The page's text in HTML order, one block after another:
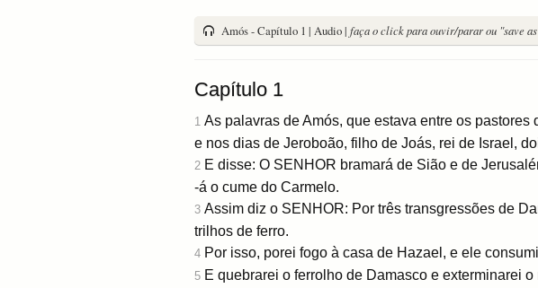
Amós - Capítulo 1 | Audio | faça o click para ouvir/parar ou "save
Capítulo 1
1 As palavras de Amós, que estava entre os
e nos dias de Jeroboão, filho de Joás, rei de Israel,
2 E disse: O SENHOR bramará de Sião e de
-á o cume do Carmelo.
3 Assim diz o SENHOR: Por três transgressões de
trilhos de ferro.
4 Por isso, porei fogo à casa de Hazael, e ele
5 E quebrarei o ferrolho de Damasco e exterminarei